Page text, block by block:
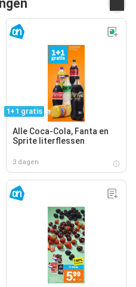
1+1 gratis
Alle Coca-Cola, Fanta en
Sprite literflessen
3 dagen